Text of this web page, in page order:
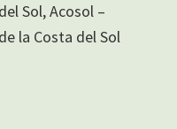
Sol, Acosol –
la Costa del Sol